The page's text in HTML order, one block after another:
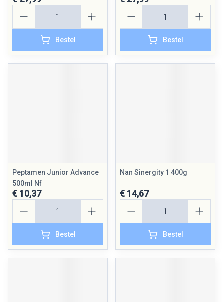
Bestel Bestel
Peptamen Junior Advance
500ml Nf
€ 10,37
Bestel
Nan Sinergity 1 400g
€ 14,67
Bestel